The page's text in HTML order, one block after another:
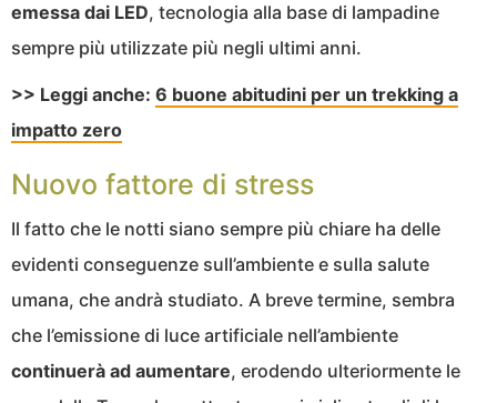
emessa dai LED, tecnologia alla base di lampadine
sempre più utilizzate più negli ultimi anni.
>> Leggi anche: 6 buone abitudini per un trekking a
impatto zero
Nuovo fattore di stress
Il fatto che le notti siano sempre più chiare ha delle
evidenti conseguenze sull’ambiente e sulla salute
umana, che andrà studiato. A breve termine, sembra
che l’emissione di luce artificiale nell’ambiente
continuerà ad aumentare, erodendo ulteriormente le